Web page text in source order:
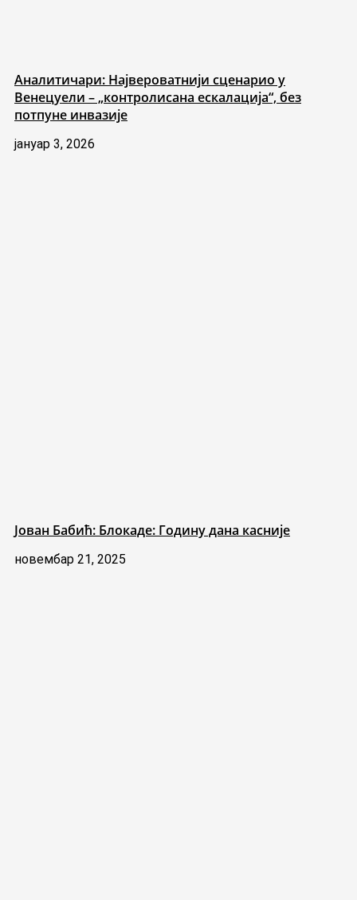
Аналитичари: Највероватнији сценарио у
Венецуели – „контролисана ескалација“, без
потпуне инвазије
јануар 3, 2026
Јован Бабић: Блокаде: Годину дана касније
новембар 21, 2025